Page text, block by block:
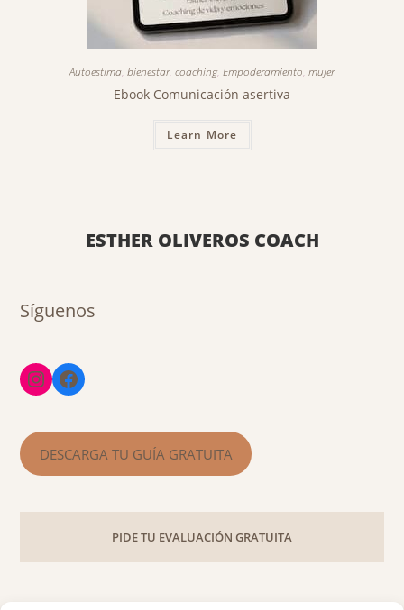
Autoestima, bienestar, coaching, Empoderamiento, mujer
Ebook Comunicación asertiva
Learn More
ESTHER OLIVEROS COACH
Síguenos
DESCARGA TU GUÍA GRATUITA
PIDE TU EVALUACIÓN GRATUITA